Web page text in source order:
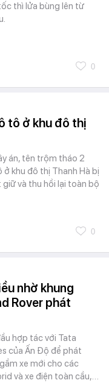
thì lửa bùng lên từ
0
tô ở khu đô thị
án, tên trộm tháo 2
ở khu đô thị Thanh Hà bị
và thu hồi lại toàn bộ
0
nhờ khung
Rover phát
hợp tác với Tata
của Ấn Độ để phát
xe mới cho các
và xe điện toàn cầu,…